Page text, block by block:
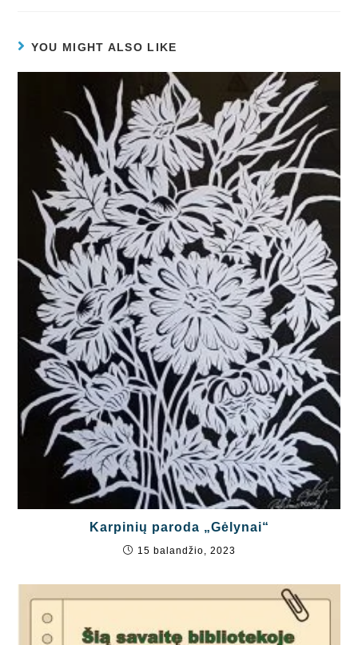
YOU MIGHT ALSO LIKE
Karpinių paroda „Gėlynai“
15 balandžio, 2023